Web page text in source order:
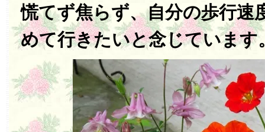
慌てず焦らず、自分の歩行速
めて行きたいと念じています